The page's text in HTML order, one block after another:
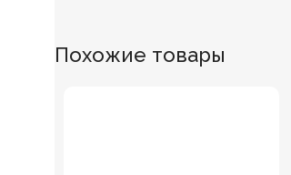
Похожие товары